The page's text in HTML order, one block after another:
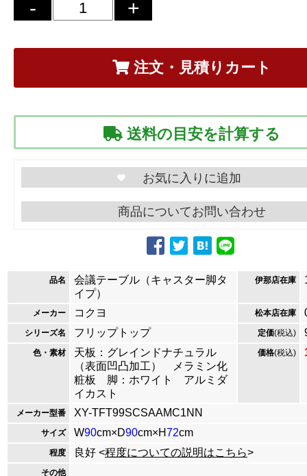
注文・見積りカート
送料の目安を計算する
商品についてお問い合わせ
品名
会議テーブル（キャスター脚タ
イプ）
伊那店在庫
メーカー コクヨ 松本店在庫
シリーズ名 フリップトップ 定価(税込)
色・素材
天板：グレインドナチュラル
（表面凹凸加工） メラミン化
粧板 脚：ホワイト アルミダ
イカスト
価格(税込)
メーカー型番 XY-TFT99SCSAAMC1NN
サイズ W90cm×D90cm×H72cm
程度 良好 <程度についての説明はこちら>
その他